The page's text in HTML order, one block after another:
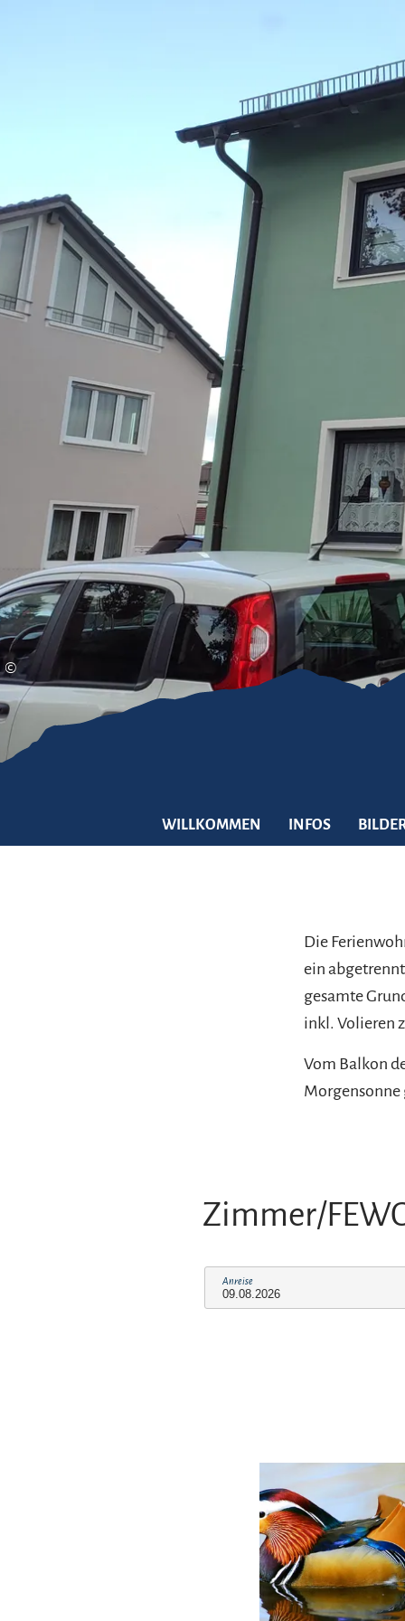
Aktivitäten im Chiemgau
Wandern & Gipfelglück
Radfahren &
Mountainbiken
Chiemsee &
Aktivitäten für die Familie
Winter
Golfen
Gleitschirmfliegen &
Luftsport
Interaktive Vollbildkarte
Leben &
&
©
WILLKOMMEN INFOS
Die
ein
gesamte
inkl. Volieren
Vom Balkon
Zimmer/
Anreise